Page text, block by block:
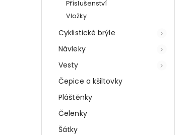
Příslušenství
Vložky
Cyklistické brýle
Návleky
Vesty
Čepice a kšiltovky
Pláštěnky
Čelenky
Šátky